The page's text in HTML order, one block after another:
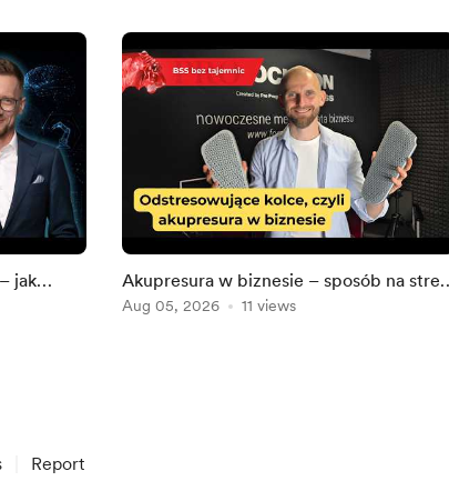
jak
Akupresura w biznesie – sposób na stres
i większy dobrostan?
Aug 05, 2026 11 views
Report